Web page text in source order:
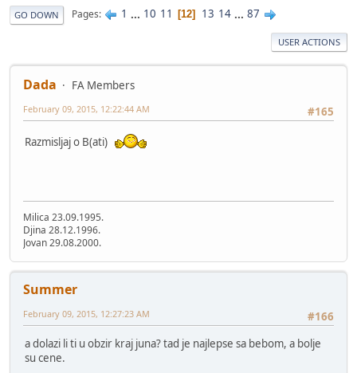
GO DOWN Pages 1 ... 10 11 12 13 14 ... 87
USER ACTIONS
Dada
FA Members
#165
February 09, 2015, 12:22:44 AM
Razmisljaj o B(ati)
Milica 23.09.1995.
Djina 28.12.1996.
Jovan 29.08.2000.
Summer
#166
February 09, 2015, 12:27:23 AM
a dolazi li ti u obzir kraj juna? tad je najlepse sa bebom, a bolje
su cene.